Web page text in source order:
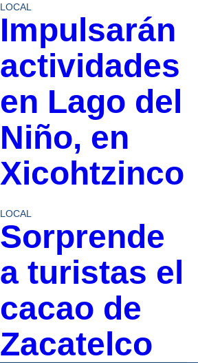
LOCAL
Impulsarán
actividades
en Lago del
Niño, en
Xicohtzinco
LOCAL
Sorprende
a turistas el
cacao de
Zacatelco